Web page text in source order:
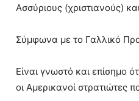
Ασσύριους (χριστιανούς)
Σύμφωνα με το Γαλλικό
Είναι γνωστό και επίσημο
οι Αμερικανοί στρατιώτες